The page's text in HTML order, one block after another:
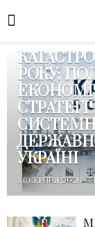
РОКУ:
УКРАЇНІ
6 СЕРПНЯ, 2026